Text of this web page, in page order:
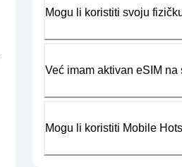
Mogu li koristiti svoju
Već imam aktivan eSIM
Mogu li koristiti Mobile